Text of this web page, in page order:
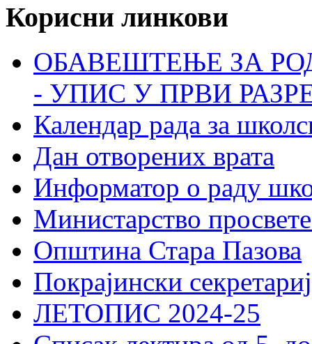
Корисни линкови
ОБАВЕШТЕЊЕ ЗА
- УПИС У ПРВИ
Календар рада за
Дан отворених врата
Информатор о раду
Министарство
Општина Стара Пазова
Покрајински
ЛЕТОПИС 2024-25